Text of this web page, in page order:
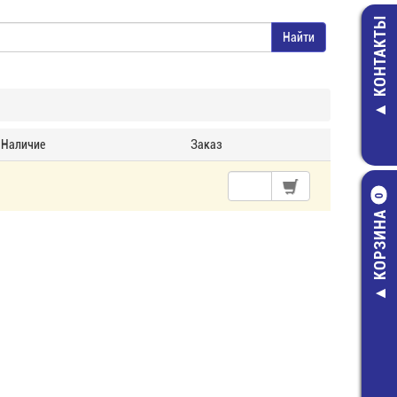
КОНТАКТЫ
КОРЗИНА
0
Наличие Заказ